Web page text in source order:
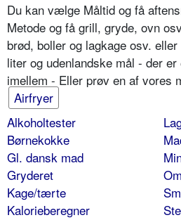
Du kan vælge Måltid og få
Metode og få grill, gryde, ovn
brød, boller og lagkage osv.
liter og udenlandske mål - der
imellem - Eller prøv en af vores
Airfryer
Alkoholtester
Børnekokke
Gl. dansk mad
Gryderet
Kage/tærte
Kalorieberegner